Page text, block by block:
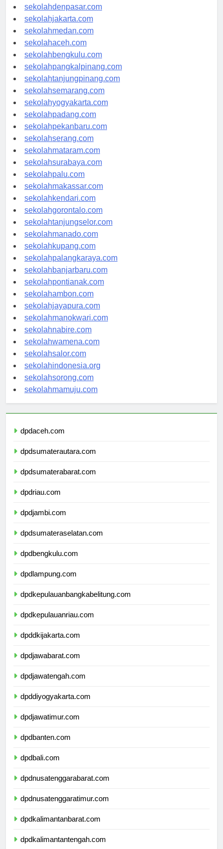
sekolahdenpasar.com
sekolahjakarta.com
sekolahmedan.com
sekolahaceh.com
sekolahbengkulu.com
sekolahpangkalpinang.com
sekolahtanjungpinang.com
sekolahsemarang.com
sekolahyogyakarta.com
sekolahpadang.com
sekolahpekanbaru.com
sekolahserang.com
sekolahmataram.com
sekolahsurabaya.com
sekolahpalu.com
sekolahmakassar.com
sekolahkendari.com
sekolahgorontalo.com
sekolahtanjungselor.com
sekolahmanado.com
sekolahkupang.com
sekolahpalangkaraya.com
sekolahbanjarbaru.com
sekolahpontianak.com
sekolahambon.com
sekolahjayapura.com
sekolahmanokwari.com
sekolahnabire.com
sekolahwamena.com
sekolahsalor.com
sekolahindonesia.org
sekolahsorong.com
sekolahmamuju.com
dpdaceh.com
dpdsumaterautara.com
dpdsumaterabarat.com
dpdriau.com
dpdjambi.com
dpdsumateraselatan.com
dpdbengkulu.com
dpdlampung.com
dpdkepulauanbangkabelitung.com
dpdkepulauanriau.com
dpddkijakarta.com
dpdjawabarat.com
dpdjawatengah.com
dpddiyogyakarta.com
dpdjawatimur.com
dpdbanten.com
dpdbali.com
dpdnusatenggarabarat.com
dpdnusatenggaratimur.com
dpdkalimantanbarat.com
dpdkalimantantengah.com